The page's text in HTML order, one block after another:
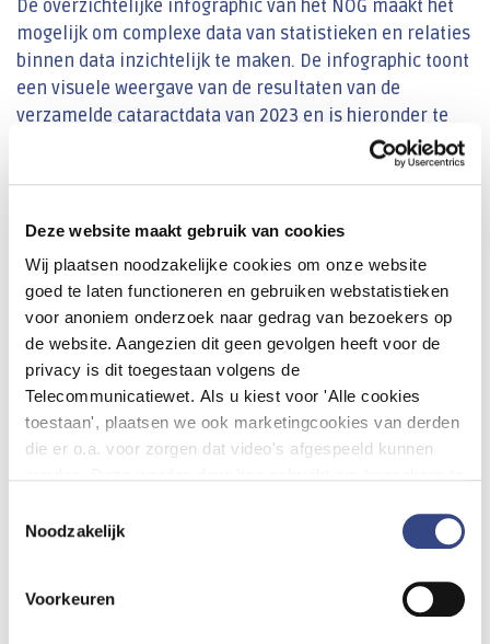
Deze website maakt gebruik van cookies
Wij plaatsen noodzakelijke cookies om onze website
goed te laten functioneren en gebruiken webstatistieken
voor anoniem onderzoek naar gedrag van bezoekers op
de website. Aangezien dit geen gevolgen heeft voor de
privacy is dit toegestaan volgens de
Telecommunicatiewet. Als u kiest voor 'Alle cookies
toestaan', plaatsen we ook marketingcookies van derden
die er o.a. voor zorgen dat video's afgespeeld kunnen
is advertenties weergeven die relevant zijn voor de
onderaan de pagina.
Noodzakelijk
Voorkeuren
De overzichtelijke infographic van het NOG maakt het
mogelijk om complexe data van statistieken en relaties
binnen data inzichtelijk te maken. De infographic toont
een visuele weergave van de resultaten van de
verzamelde cataractdata van 2023 en is hieronder te
Bekijk infographic
Spiegelinformatie cataractdata
In opdracht van het Nederlandse Oogheelkundige
Gezelschap (NOG) verzamelt DHD de data voor de
Cataractregistratie en wordt de spiegelinformatie
teruggekoppeld via een dashboard. Oogartsen,
vakgroepen en instellingen analyseren via dit
dashboard hun uitkomsten van staaroperaties met
De resultaten worden weergegeven in grafieken en
tabellen die worden gespecificeerd met behulp van
filters zoals leeftijd, visusbeperkende factoren en type
operatie. Door eigen resultaten te evalueren en te